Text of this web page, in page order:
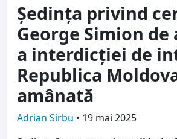
Ședința privind
George Simion de
a interdicției de
Republica
amânată
Adrian Sirbu • 19 mai 2025